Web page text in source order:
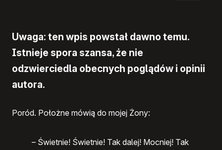
Uwaga: ten wpis powstał dawno temu.
Istnieje spora szansa, że nie
odzwierciedla obecnych poglądów i opinii
autora.
Poród. Położne mówią do mojej Żony:
– Świetnie! Świetnie! Tak dalej! Mocniej! Tak